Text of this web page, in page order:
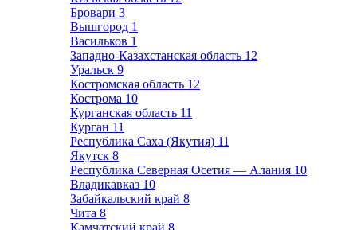
Бровари 3
Вышгород 1
Васильков 1
Западно-Казахстанская область 12
Уральск 9
Костромская область 12
Кострома 10
Курганская область 11
Курган 11
Республика Саха (Якутия) 11
Якутск 8
Республика Северная Осетия — Алания 10
Владикавказ 10
Забайкальский край 8
Чита 8
Камчатский край 8